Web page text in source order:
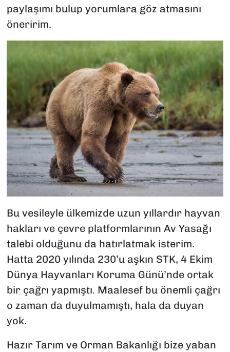
paylaşımı bulup yorumlara göz atmasını
öneririm.
Bu vesileyle ülkemizde uzun yıllardır hayvan
hakları ve çevre platformlarının Av Yasağı
talebi olduğunu da hatırlatmak isterim.
Hatta 2020 yılında 230’u aşkın STK, 4 Ekim
Dünya Hayvanları Koruma Günü’nde ortak
bir çağrı yapmıştı. Maalesef bu önemli çağrı
o zaman da duyulmamıştı, hala da duyan
yok.
Hazır Tarım ve Orman Bakanlığı bize yaban